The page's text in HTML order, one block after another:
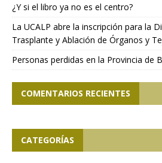
¿Y si el libro ya no es el centro?
La UCALP abre la inscripción para la
Trasplante y Ablación de Órganos y
Personas perdidas en la Provincia de
COMENTARIOS RECIENTES
CATEGORÍAS